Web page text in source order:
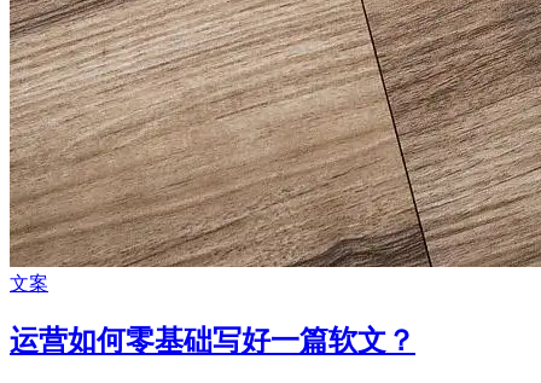
文案
运营如何零基础写好一篇软文？